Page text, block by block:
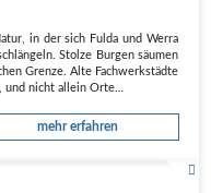
in der sich Fulda und Werra
Stolze Burgen säumen
Grenze. Alte Fachwerkstädte
und nicht allein Orte…
mehr erfahren